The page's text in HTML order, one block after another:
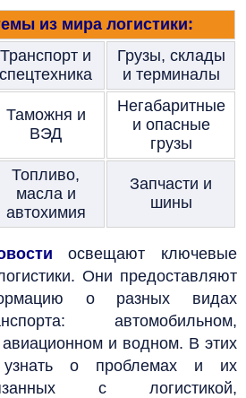
из мира логистики:
Транспорт и
спецтехника
Грузы, склады
и терминалы
Таможня и
ВЭД
Негабаритные
и опасные
грузы
Топливо,
масла и
автохимия
Запчасти и
шины
освещают ключевые
Они предоставляют
о разных видах
автомобильном,
и водном. В этих
узнать о проблемах и их
с логистикой,